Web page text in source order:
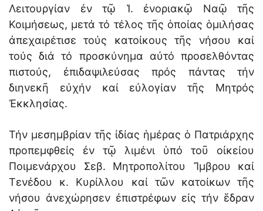
Λειτουργίαν ἐν τῷ Ἱ. ἐνοριακῷ Ναῷ τῆς
Κοιμήσεως, μετά τό τέλος τῆς ὁποίας ὁμιλήσας
ἀπεχαιρέτισε τούς κατοίκους τῆς νήσου καί
τούς διά τό προσκύνημα αὐτό προσελθόντας
πιστούς, ἐπιδαψιλεύσας πρός πάντας τήν
διηνεκῆ εὐχήν καί εὐλογίαν τῆς Μητρός
Ἐκκλησίας.
Τήν μεσημβρίαν τῆς ἰδίας ἡμέρας ὁ Πατριάρχης
προπεμφθείς ἐν τῷ λιμένι ὑπό τοῦ οἰκείου
Ποιμενάρχου Σεβ. Μητροπολίτου Ἴμβρου καί
Τενέδου κ. Κυρίλλου καί τῶν κατοίκων τῆς
νήσου ἀνεχώρησεν ἐπιστρέφων εἰς τήν ἕδραν